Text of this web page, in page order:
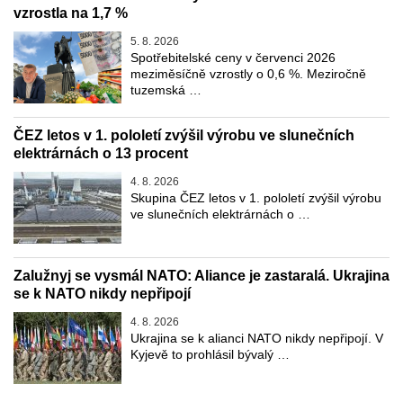
vzrostla na 1,7 %
5. 8. 2026
Spotřebitelské ceny v červenci 2026
meziměsíčně vzrostly o 0,6 %. Meziročně
tuzemská …
ČEZ letos v 1. pololetí zvýšil výrobu ve slunečních
elektrárnách o 13 procent
4. 8. 2026
Skupina ČEZ letos v 1. pololetí zvýšil výrobu
ve slunečních elektrárnách o …
Zalužnyj se vysmál NATO: Aliance je zastaralá. Ukrajina
se k NATO nikdy nepřipojí
4. 8. 2026
Ukrajina se k alianci NATO nikdy nepřipojí. V
Kyjevě to prohlásil bývalý …